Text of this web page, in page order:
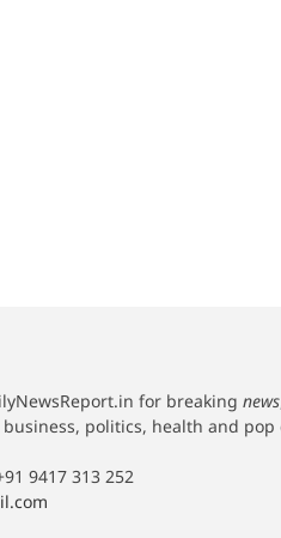
for breaking news
business, politics, health and pop
9417 313 252